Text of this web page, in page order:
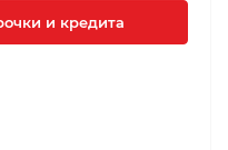
и кредита